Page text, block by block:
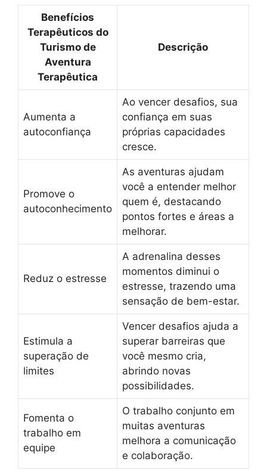
Benefícios
Terapêuticos do
Turismo de
Aventura
Terapêutica
Descrição
Aumenta a
autoconfiança
Ao vencer desafios, sua
confiança em suas
próprias capacidades
cresce.
Promove o
autoconhecimento
As aventuras ajudam
você a entender melhor
quem é, destacando
pontos fortes e áreas a
melhorar.
Reduz o estresse
A adrenalina desses
momentos diminui o
estresse, trazendo uma
sensação de bem-estar.
Estimula a
superação de
limites
Vencer desafios ajuda a
superar barreiras que
você mesmo cria,
abrindo novas
possibilidades.
Fomenta o
trabalho em
equipe
O trabalho conjunto em
muitas aventuras
melhora a comunicação
e colaboração.